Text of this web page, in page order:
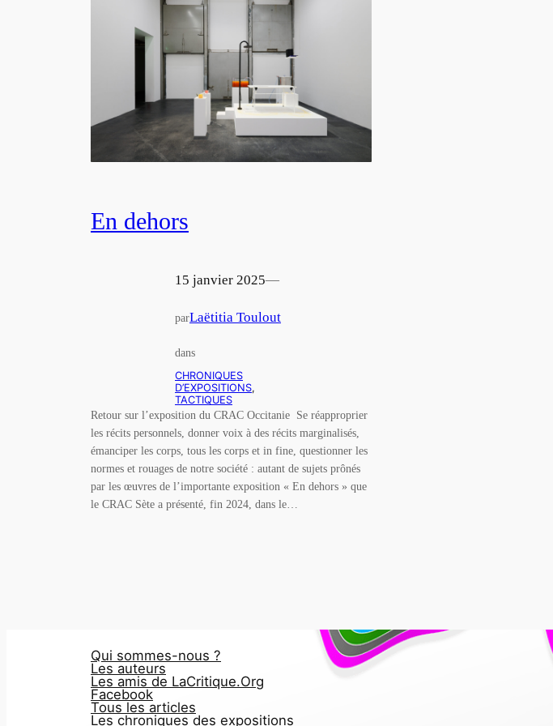
En dehors
15 janvier 2025—
parLaëtitia Toulout
dans
CHRONIQUES
D’EXPOSITIONS
TACTIQUES
Retour sur l’exposition du CRAC Occitanie Se réapproprier
les récits personnels, donner voix à des récits marginalisés,
émanciper les corps, tous les corps et in fine, questionner les
normes et rouages de notre société : autant de sujets prônés
par les œuvres de l’importante exposition « En dehors » que
le CRAC Sète a présenté, fin 2024, dans le…
Qui sommes-nous ?
Les auteurs
Les amis de LaCritique.Org
Facebook
Tous les articles
Les chroniques des expositions